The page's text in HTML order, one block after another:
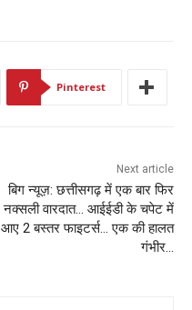
Pinterest
Next article
बिग न्यूज़: छत्तीसगढ़ में एक बार फिर
नक्सली वारदात… आईईडी के चपेट में
आए 2 बस्तर फाइटर्स… एक की हालत
गंभीर…